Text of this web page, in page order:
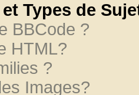
Types de
BBCode ?
HTML?
?
Images?